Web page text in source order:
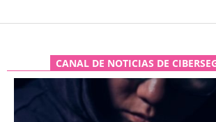
CANAL DE NOTICIAS DE